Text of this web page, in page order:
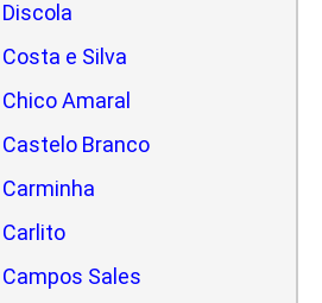
e Silva
Amaral
Branco
Sales